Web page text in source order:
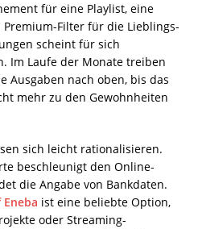
für eine Playlist, eine
Filter für die Lieblings-
scheint für sich
Im Laufe der Monate treiben
Ausgaben nach oben, bis das
mehr zu den Gewohnheiten
sich leicht rationalisieren.
beschleunigt den Online-
die Angabe von Bankdaten.
Eneba ist eine beliebte Option,
oder Streaming-